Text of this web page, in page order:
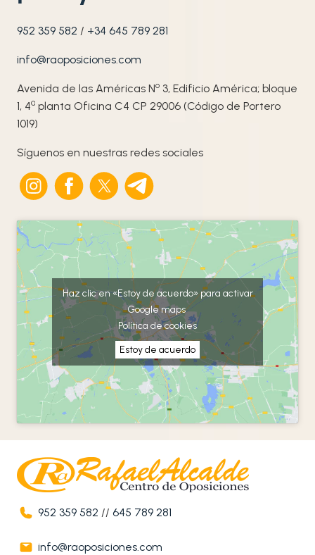
952 359 582 / +34 645 789 281
info@raoposiciones.com
Avenida de las Américas No 3, Edificio América; bloque
1, 4ª planta Oficina C4 CP 29006 (Código de Portero
1019)
Síguenos en nuestras redes sociales
Haz clic en «Estoy de acuerdo» para activar
Google maps
Política de cookies
Estoy de acuerdo
952 359 582 //645 789 281
info@raoposiciones.com